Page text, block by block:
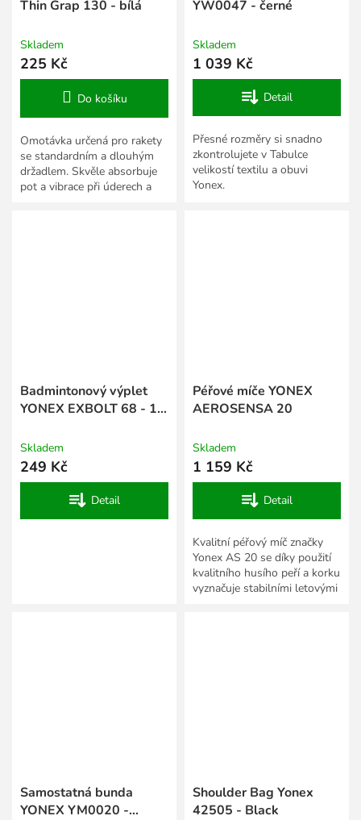
Thin Grap 130 - bílá
Skladem
225 Kč
Do košíku
Omotávka určená pro rakety
se standardním a dlouhým
držadlem. Skvěle absorbuje
pot a vibrace při úderech a
YW0047 - černé
Skladem
1 039 Kč
Detail
Přesné rozměry si snadno
zkontrolujete v Tabulce
velikostí textilu a obuvi
Yonex.
Badmintonový výplet
YONEX EXBOLT 68 - 10
Skladem
249 Kč
Detail
Péřové míče YONEX
AEROSENSA 20
Skladem
1 159 Kč
Detail
Kvalitní péřový míč značky
Yonex AS 20 se díky použití
kvalitního husího peří a korku
vyznačuje stabilními letovými
Samostatná bunda
YONEX YM0020 -
Shoulder Bag Yonex
42505 - Black